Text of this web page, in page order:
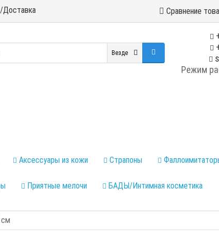
Доставка Сравнение
Режим
Везде
Аксессуары из кожи Страпоны
Приятные мелочи БАДЫ/Интимная косметика